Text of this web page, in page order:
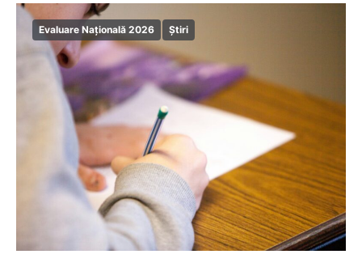
Evaluare Națională 2026 Știri